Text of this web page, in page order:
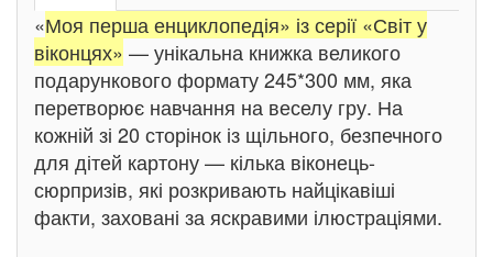
«Моя перша енциклопедія» із серії «Світ у
віконцях» — унікальна книжка великого
подарункового формату 245*300 мм, яка
перетворює навчання на веселу гру. На
кожній зі 20 сторінок із щільного, безпечного
для дітей картону — кілька віконець-
сюрпризів, які розкривають найцікавіші
факти, заховані за яскравими ілюстраціями.